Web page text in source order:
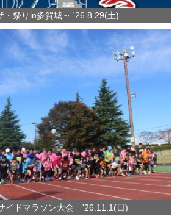
・祭りin多賀城～ '26.8.29(土)
イドマラソン大会 '26.11.1(日)